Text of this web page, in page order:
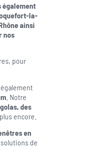
également
la-
ainsi
nos
pour
. Notre
des
encore.
en
de